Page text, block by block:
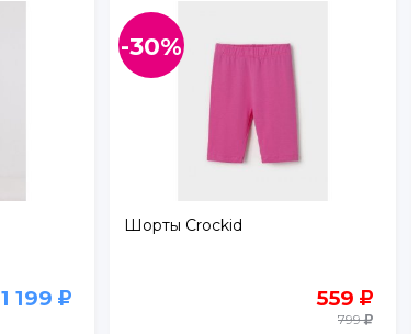
1 199
-30%
Шорты Crockid
559
799